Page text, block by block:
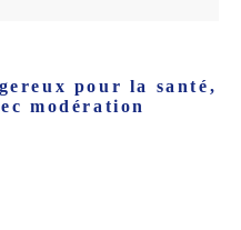
pour la santé,
modération